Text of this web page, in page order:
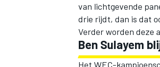
van lichtgevende
drie rijdt, dan is dat
Verder worden deze
Ben Sulayem
Het WEC-